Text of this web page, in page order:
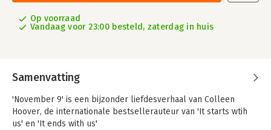
Op voorraad
Vandaag voor 23:00 besteld, zaterdag in huis
Samenvatting
'November 9' is een bijzonder liefdesverhaal van Colleen
Hoover, de internationale bestsellerauteur van 'It starts wtih
us' en 'It ends with us'